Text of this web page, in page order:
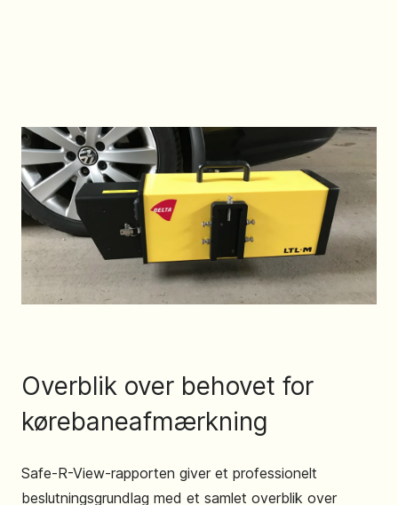
Overblik over behovet for
kørebaneafmærkning
Safe-R-View-rapporten giver et professionelt
beslutningsgrundlag med et samlet overblik over